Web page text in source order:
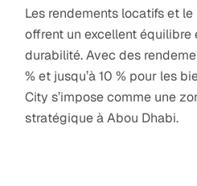
Les rendements locatifs et le
offrent un excellent équilibre
durabilité. Avec des
% et jusqu’à 10 % pour les
City s’impose comme une
stratégique à Abou Dhabi.